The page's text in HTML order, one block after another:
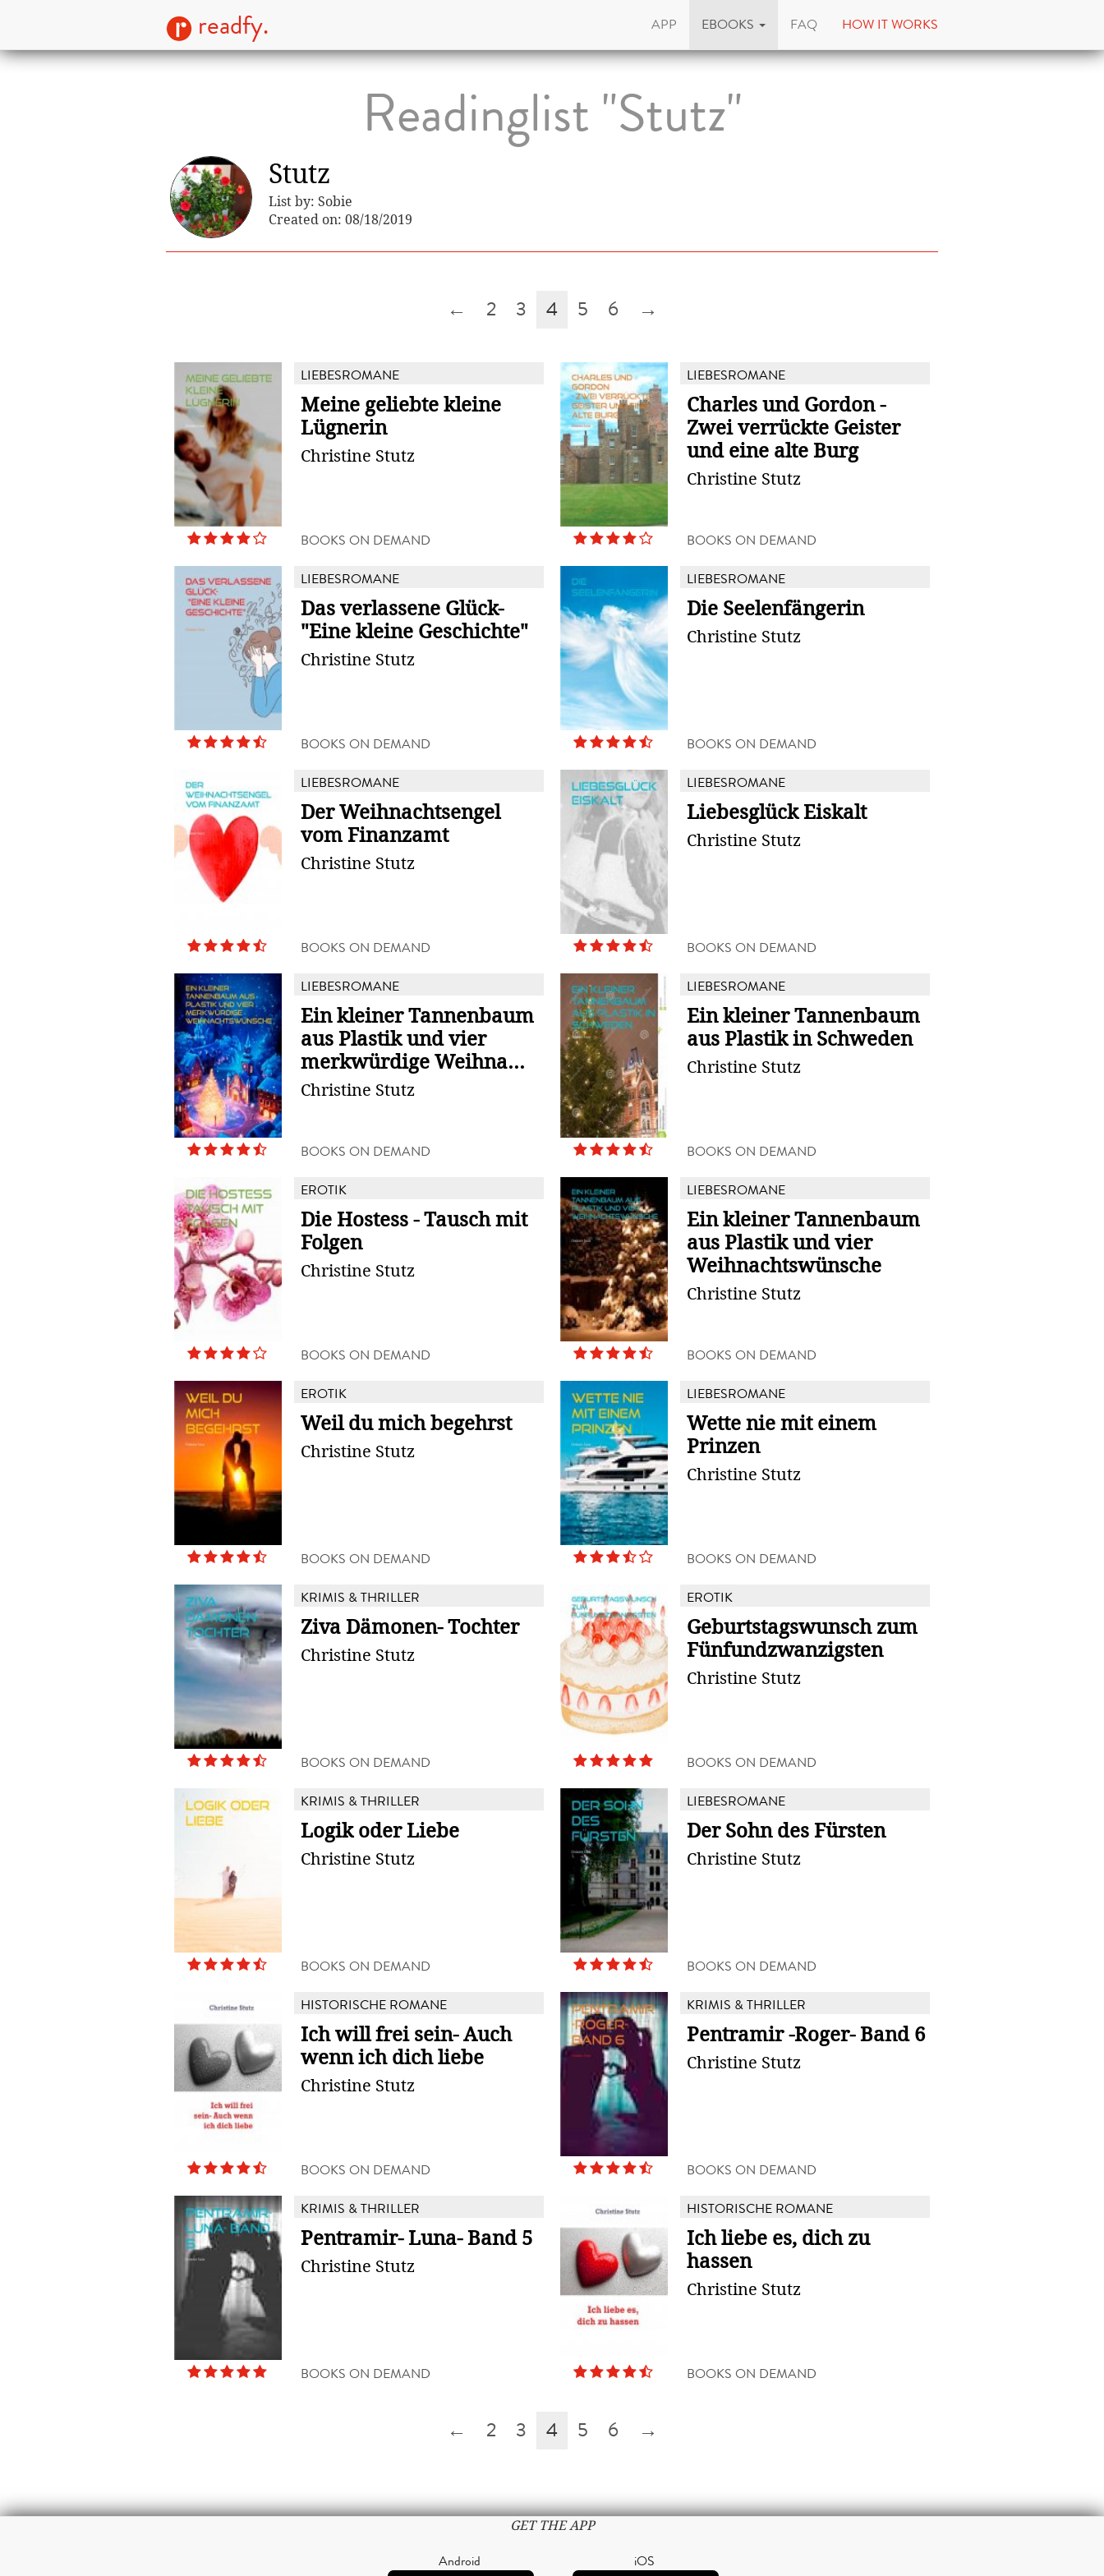
readfy. APP EBOOKS FAQ HOW IT WORKS
Readinglist "Stutz"
Stutz
List by: Sobie
Created on: 08/18/2019
← 2 3 4 5 6 →
LIEBESROMANE
Meine geliebte kleine
Lügnerin
Christine Stutz
BOOKS ON DEMAND
LIEBESROMANE
Charles und Gordon -
Zwei verrückte Geister
und eine alte Burg
Christine Stutz
BOOKS ON DEMAND
LIEBESROMANE
Das verlassene Glück-
"Eine kleine Geschichte"
Christine Stutz
BOOKS ON DEMAND
LIEBESROMANE
Die Seelenfängerin
Christine Stutz
BOOKS ON DEMAND
LIEBESROMANE
Der Weihnachtsengel
vom Finanzamt
Christine Stutz
BOOKS ON DEMAND
LIEBESROMANE
Liebesglück Eiskalt
Christine Stutz
BOOKS ON DEMAND
LIEBESROMANE
Ein kleiner Tannenbaum
aus Plastik und vier
merkwürdige Weihna...
Christine Stutz
BOOKS ON DEMAND
LIEBESROMANE
Ein kleiner Tannenbaum
aus Plastik in Schweden
Christine Stutz
BOOKS ON DEMAND
EROTIK
Die Hostess - Tausch mit
Folgen
Christine Stutz
BOOKS ON DEMAND
LIEBESROMANE
Ein kleiner Tannenbaum
aus Plastik und vier
Weihnachtswünsche
Christine Stutz
BOOKS ON DEMAND
EROTIK
Weil du mich begehrst
Christine Stutz
BOOKS ON DEMAND
LIEBESROMANE
Wette nie mit einem
Prinzen
Christine Stutz
BOOKS ON DEMAND
KRIMIS & THRILLER
Ziva Dämonen- Tochter
Christine Stutz
BOOKS ON DEMAND
EROTIK
Geburtstagswunsch zum
Fünfundzwanzigsten
Christine Stutz
BOOKS ON DEMAND
KRIMIS & THRILLER
Logik oder Liebe
Christine Stutz
BOOKS ON DEMAND
LIEBESROMANE
Der Sohn des Fürsten
Christine Stutz
BOOKS ON DEMAND
HISTORISCHE ROMANE
Ich will frei sein- Auch
wenn ich dich liebe
Christine Stutz
BOOKS ON DEMAND
KRIMIS & THRILLER
Pentramir -Roger- Band 6
Christine Stutz
BOOKS ON DEMAND
KRIMIS & THRILLER
Pentramir- Luna- Band 5
Christine Stutz
BOOKS ON DEMAND
HISTORISCHE ROMANE
Ich liebe es, dich zu
hassen
Christine Stutz
BOOKS ON DEMAND
← 2 3 4 5 6 →
GET THE APP
Android iOS